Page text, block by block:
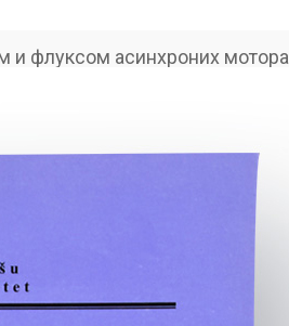
и флуксом асинхроних мотора